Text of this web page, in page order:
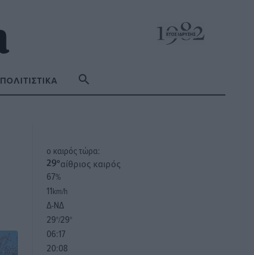
ΠΟΛΙΤΙΣΤΙΚΆ
o καιρός τώρα:
29°αίθριος καιρός
67%
11km/h
Δ-ΝΔ
29°/29°
06:17
20:08